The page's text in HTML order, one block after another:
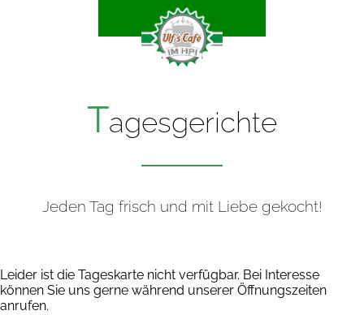
Tagesgerichte
Jeden Tag frisch und mit Liebe gekocht!
Leider ist die Tageskarte nicht verfügbar. Bei Interesse
können Sie uns gerne während unserer Öffnungszeiten
anrufen.